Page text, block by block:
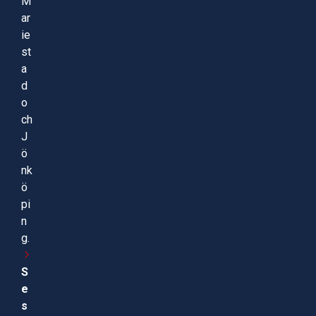
ar
ie
st
a
d
o
ch
J
ö
nk
ö
pi
n
g.
S
e
s